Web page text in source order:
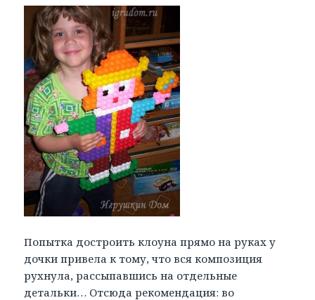
Попытка достроить клоуна прямо на руках у
дочки привела к тому, что вся композиция
рухнула, рассыпавшись на отдельные
детальки… Отсюда рекомендация: во